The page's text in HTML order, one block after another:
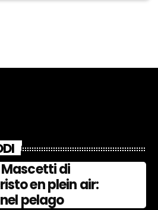
di
en plein air:
pelago